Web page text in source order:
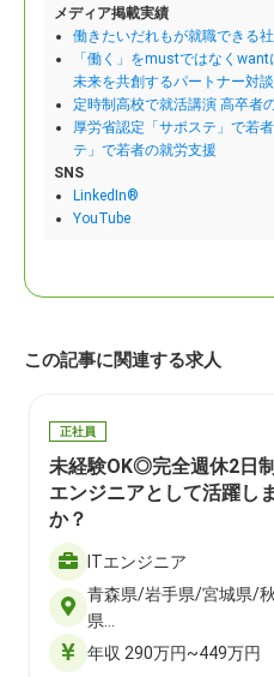
メディア掲載実績
働きたいだれもが就職できる
「働く」をmustではなくwant
未来を共創するパートナー対談
定時制高校で就活講演 高卒者
厚労省認定「サポステ」で若
テ」で若者の就労支援
SNS
LinkedIn®
YouTube
この記事に関連する求人
正社員
未経験OK◎完全週休2日
エンジニアとして活躍し
か？
ITエンジニア
青森県/岩手県/宮城県/
県…
年収 290万円~449万円